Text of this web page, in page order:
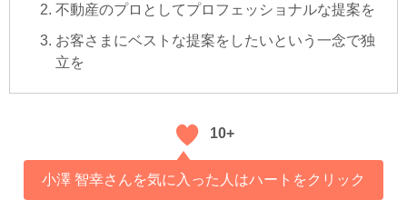
不動産のプロとしてプロフェッショナルな提案を
お客さまにベストな提案をしたいという一念で独
立を
10+
小澤 智幸さんを気に入った人はハートをクリック